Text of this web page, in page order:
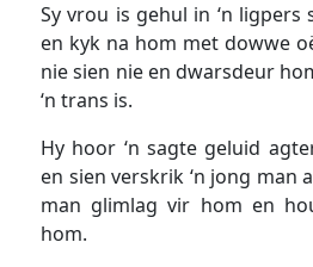
Sy vrou is gehul in ‘n ligpers
en kyk na hom met dowwe
nie sien nie en dwarsdeur
‘n trans is.
Hy hoor ‘n sagte geluid
en sien verskrik ‘n jong man
man glimlag vir hom en
hom.